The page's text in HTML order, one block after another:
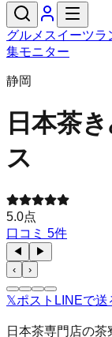
グルメ スイーツラ
集モニター
静岡
日本茶
ス
5.0点
口コミ 5件
◀
▶
‹
›
𝕏ポスト LINEで送
日本茶専門店の茶